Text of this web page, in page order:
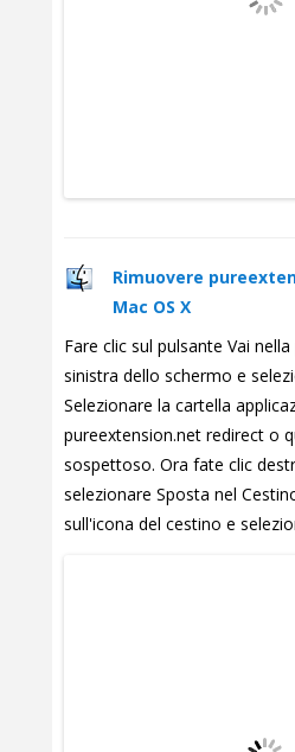
Rimuovere
Mac OS X
Fare clic sul pulsante Vai
sinistra dello schermo e
Selezionare la cartella
pureextension.net redirect o
sospettoso. Ora fate clic
selezionare Sposta nel
sull'icona del cestino e